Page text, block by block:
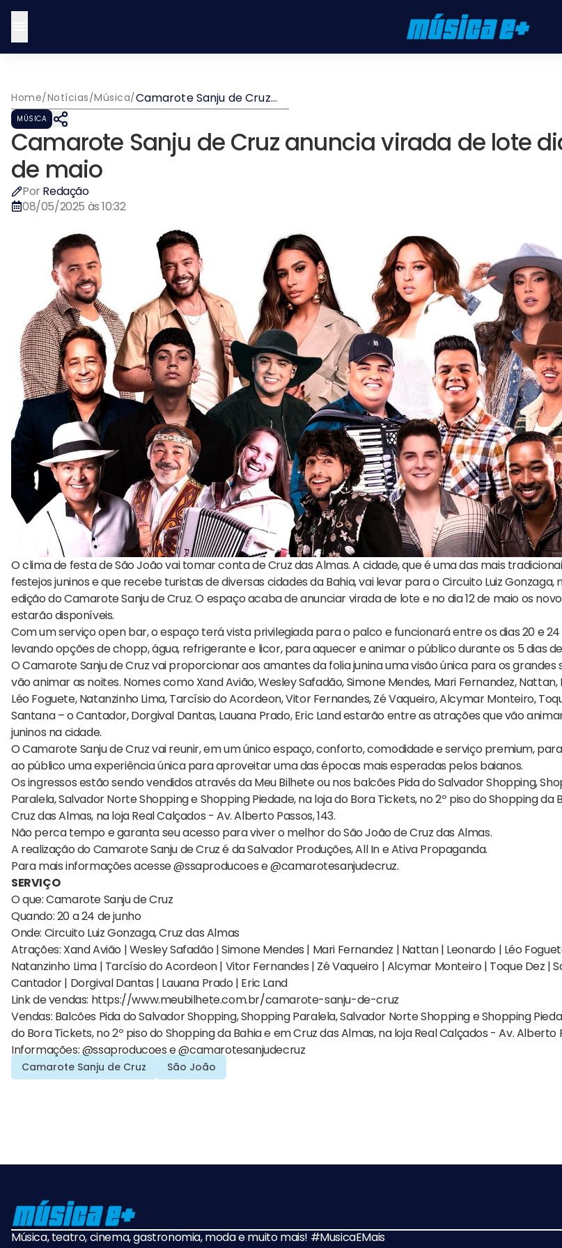
Home/Notícias/Música/Camarote Sanju de Cruz
anuncia virada de lote dia
MÚSICA
Camarote Sanju de Cruz anuncia virada de lote
de maio
Por Redação
08/05/2025 às 10:32
O clima de festa de São João vai tomar conta de Cruz das Almas. A cidade, que é uma das mais
festejos juninos e que recebe turistas de diversas cidades da Bahia, vai levar para o Circuito Luiz Gonzaga,
edição do Camarote Sanju de Cruz. O espaço acaba de anunciar virada de lote e no dia 12 de maio os
estarão disponíveis.
Com um serviço open bar, o espaço terá vista privilegiada para o palco e funcionará entre os dias 20 e 24
levando opções de chopp, água, refrigerante e licor, para aquecer e animar o público durante os 5 dias
O Camarote Sanju de Cruz vai proporcionar aos amantes da folia junina uma visão única para os grandes
vão animar as noites. Nomes como Xand Avião, Wesley Safadão, Simone Mendes, Mari Fernandez, Nattan,
Léo Foguete, Natanzinho Lima, Tarcísio do Acordeon, Vitor Fernandes, Zé Vaqueiro, Alcymar Monteiro,
Santana – o Cantador, Dorgival Dantas, Lauana Prado, Eric Land estarão entre as atrações que vão
juninos na cidade.
O Camarote Sanju de Cruz vai reunir, em um único espaço, conforto, comodidade e serviço premium,
ao público uma experiência única para aproveitar uma das épocas mais esperadas pelos baianos.
Os ingressos estão sendo vendidos através da Meu Bilhete ou nos balcões Pida do Salvador Shopping,
Paralela, Salvador Norte Shopping e Shopping Piedade, na loja do Bora Tickets, no 2º piso do Shopping da
Cruz das Almas, na loja Real Calçados - Av. Alberto Passos, 143.
Não perca tempo e garanta seu acesso para viver o melhor do São João de Cruz das Almas.
A realização do Camarote Sanju de Cruz é da Salvador Produções, All In e Ativa Propaganda.
Para mais informações acesse @ssaproducoes e @camarotesanjudecruz.
SERVIÇO
O que: Camarote Sanju de Cruz
Quando: 20 a 24 de junho
Onde: Circuito Luiz Gonzaga, Cruz das Almas
Atrações: Xand Avião | Wesley Safadão | Simone Mendes | Mari Fernandez | Nattan | Leonardo | Léo
Natanzinho Lima | Tarcísio do Acordeon | Vitor Fernandes | Zé Vaqueiro | Alcymar Monteiro | Toque Dez |
Cantador | Dorgival Dantas | Lauana Prado | Eric Land
Link de vendas: https://www.meubilhete.com.br/camarote-sanju-de-cruz
Vendas: Balcões Pida do Salvador Shopping, Shopping Paralela, Salvador Norte Shopping e Shopping
do Bora Tickets, no 2º piso do Shopping da Bahia e em Cruz das Almas, na loja Real Calçados - Av. Alberto
Informações: @ssaproducoes e @camarotesanjudecruz
Camarote Sanju de Cruz São João
Música, teatro, cinema, gastronomia, moda e muito mais! #MusicaEMais